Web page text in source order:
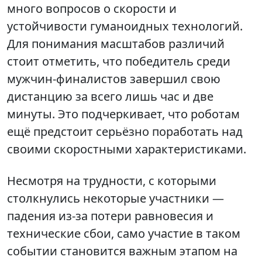
много вопросов о скорости и
устойчивости гуманоидных технологий.
Для понимания масштабов различий
стоит отметить, что победитель среди
мужчин-финалистов завершил свою
дистанцию за всего лишь час и две
минуты. Это подчеркивает, что роботам
ещё предстоит серьёзно поработать над
своими скоростными характеристиками.
Несмотря на трудности, с которыми
столкнулись некоторые участники —
падения из-за потери равновесия и
технические сбои, само участие в таком
событии становится важным этапом на